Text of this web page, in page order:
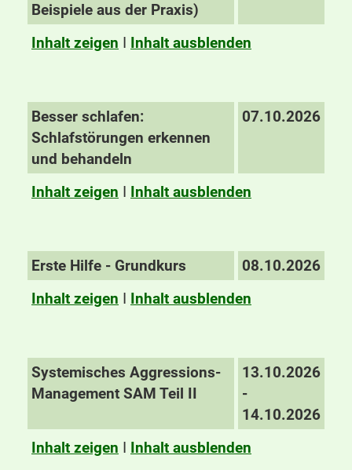
Beispiele aus der Praxis)
Inhalt zeigen I Inhalt ausblenden
Besser schlafen:
Schlafstörungen erkennen
und behandeln
07.10.2026
Inhalt zeigen I Inhalt ausblenden
Erste Hilfe - Grundkurs
08.10.2026
Inhalt zeigen I Inhalt ausblenden
Systemisches Aggressions-
Management SAM Teil II
13.10.2026
-
14.10.2026
Inhalt zeigen I Inhalt ausblenden